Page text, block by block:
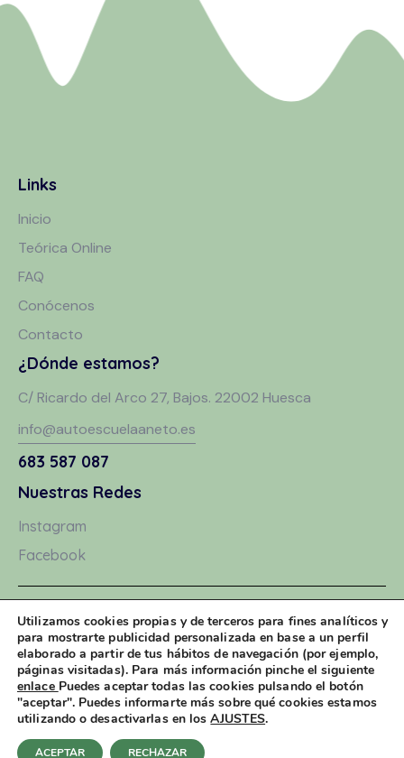
Links
Inicio
Teórica Online
FAQ
Conócenos
Contacto
¿Dónde estamos?
C/ Ricardo del Arco 27, Bajos. 22002 Huesca
info@autoescuelaaneto.es
683 587 087
Nuestras Redes
Instagram
Facebook
Aviso Legal
Política de Privacidad
Política de Cookies
Auto Escuela Aneto 2026. © Todos los derechos reservados
Utilizamos cookies propias y de terceros para fines analíticos y
para mostrarte publicidad personalizada en base a un perfil
elaborado a partir de tus hábitos de navegación (por ejemplo,
páginas visitadas). Para más información pinche el siguiente
enlace Puedes aceptar todas las cookies pulsando el botón
"aceptar". Puedes informarte más sobre qué cookies estamos
utilizando o desactivarlas en losAJUSTES.
ACEPTAR RECHAZAR